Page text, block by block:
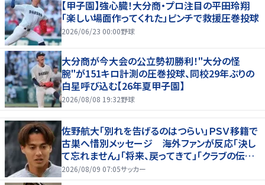
【甲子園】強心臓！大分商・プロ注目の平田玲翔
「楽しい場面作ってくれた」ピンチで救援圧巻投球
2026/06/23 00:00野球
大分商が今大会の公立勢初勝利！"大分の怪
腕"が151キロ計測の圧巻投球、同校29年ぶりの
白星呼び込む【26年夏甲子園】
2026/08/08 19:32野球
佐野航大「別れを告げるのはつらい」ＰＳＶ移籍で
古巣へ惜別メッセージ 海外ファンが反応「決し
て忘れません」「将来、戻ってきて」「クラブの伝説
です」
2026/08/09 07:05サッカー